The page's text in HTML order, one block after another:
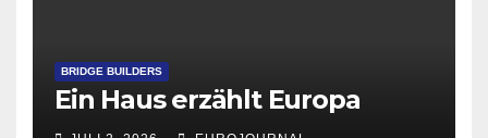
BRIDGE BUILDERS
Ein Haus erzählt Europa